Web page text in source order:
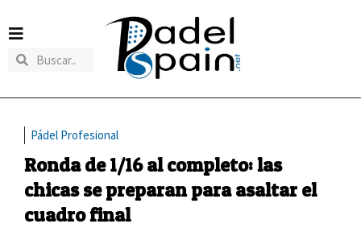
Pádel Profesional
Ronda de 1/16 al completo: las
chicas se preparan para asaltar el
cuadro final